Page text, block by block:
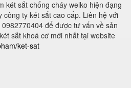
két sắt chống cháy welko hiện đạng
ty két sắt cao cấp. Liên hệ với
để được tư vấn về sản
sắt khoá cơ mới nhất tại website
ket-sat